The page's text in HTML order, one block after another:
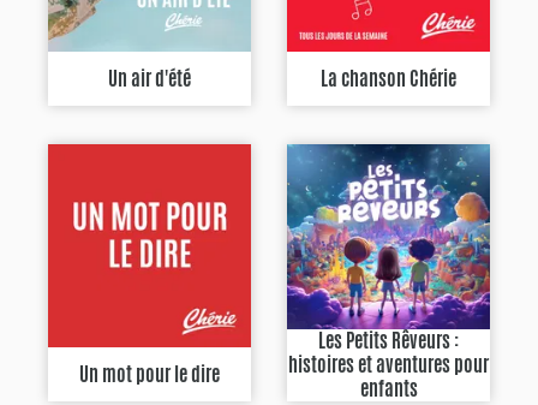
Un air d'été La chanson Chérie
Un mot pour le dire
Les Petits Rêveurs :
histoires et aventures pour
enfants